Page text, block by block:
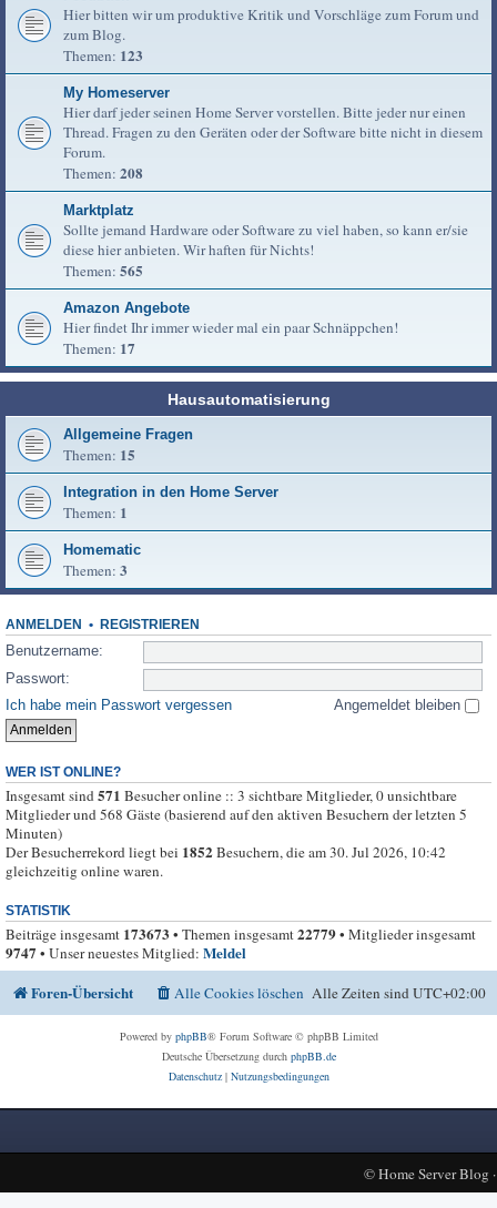
Hier bitten wir um produktive Kritik und Vorschläge zum Forum und
zum Blog.
Themen: 123
My Homeserver
Hier darf jeder seinen Home Server vorstellen. Bitte jeder nur einen
Thread. Fragen zu den Geräten oder der Software bitte nicht in diesem
Forum.
Themen: 208
Marktplatz
Sollte jemand Hardware oder Software zu viel haben, so kann er/sie
diese hier anbieten. Wir haften für Nichts!
Themen: 565
Amazon Angebote
Hier findet Ihr immer wieder mal ein paar Schnäppchen!
Themen: 17
Hausautomatisierung
Allgemeine Fragen
Themen: 15
Integration in den Home Server
Themen: 1
Homematic
Themen: 3
ANMELDEN • REGISTRIEREN
Benutzername:
Passwort:
Ich habe mein Passwort vergessen
Angemeldet bleiben
WER IST ONLINE?
Insgesamt sind571 Besucher online :: 3 sichtbare Mitglieder, 0 unsichtbare
Mitglieder und 568 Gäste (basierend auf den aktiven Besuchern der letzten 5
Minuten)
Der Besucherrekord liegt bei 1852Besuchern, die am 30. Jul 2026, 10:42
gleichzeitig online waren.
STATISTIK
Beiträge insgesamt 173673 • Themen insgesamt22779• Mitglieder insgesamt
9747• Unser neuestes Mitglied: Meldel
Foren-Übersicht
Alle Zeiten sindUTC+02:00
Alle Cookies löschen
Powered by phpBB® Forum Software © phpBB Limited
Deutsche Übersetzung durch phpBB.de
Datenschutz| Nutzungsbedingungen
©Home Server Blog